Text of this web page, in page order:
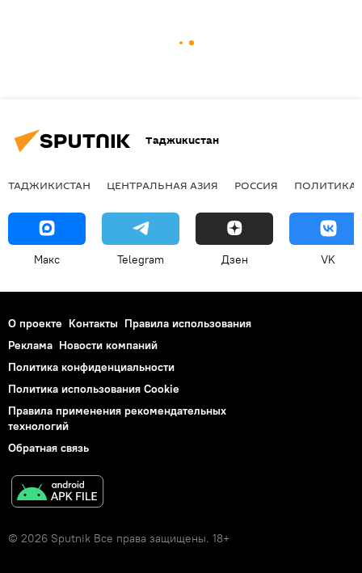
Таджикистан
ТАДЖИКИСТАН ЦЕНТРАЛЬНАЯ АЗИЯ РОССИЯ ПОЛИТИКА
Макс Telegram Дзен VK
О проекте Контакты Правила использования
Реклама Новости компаний
Политика конфиденциальности
Политика использования Cookie
Правила применения рекомендательных
технологий
Обратная связь
© 2026 Sputnik Все права защищены. 18+